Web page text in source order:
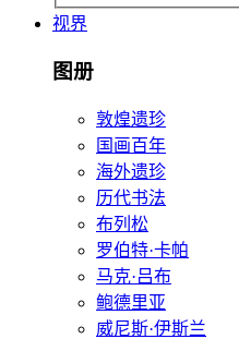
视界
图册
敦煌遗珍
国画百年
海外遗珍
历代书法
布列松
罗伯特·卡帕
马克·吕布
鲍德里亚
威尼斯·伊斯兰